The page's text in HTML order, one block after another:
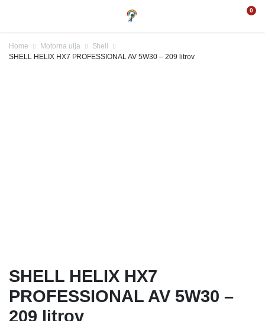
0
Home Motorna ulja
Shell
SHELL HELIX HX7 PROFESSIONAL AV 5W30 – 209 litrov
SHELL HELIX HX7
PROFESSIONAL AV 5W30 –
209 litrov